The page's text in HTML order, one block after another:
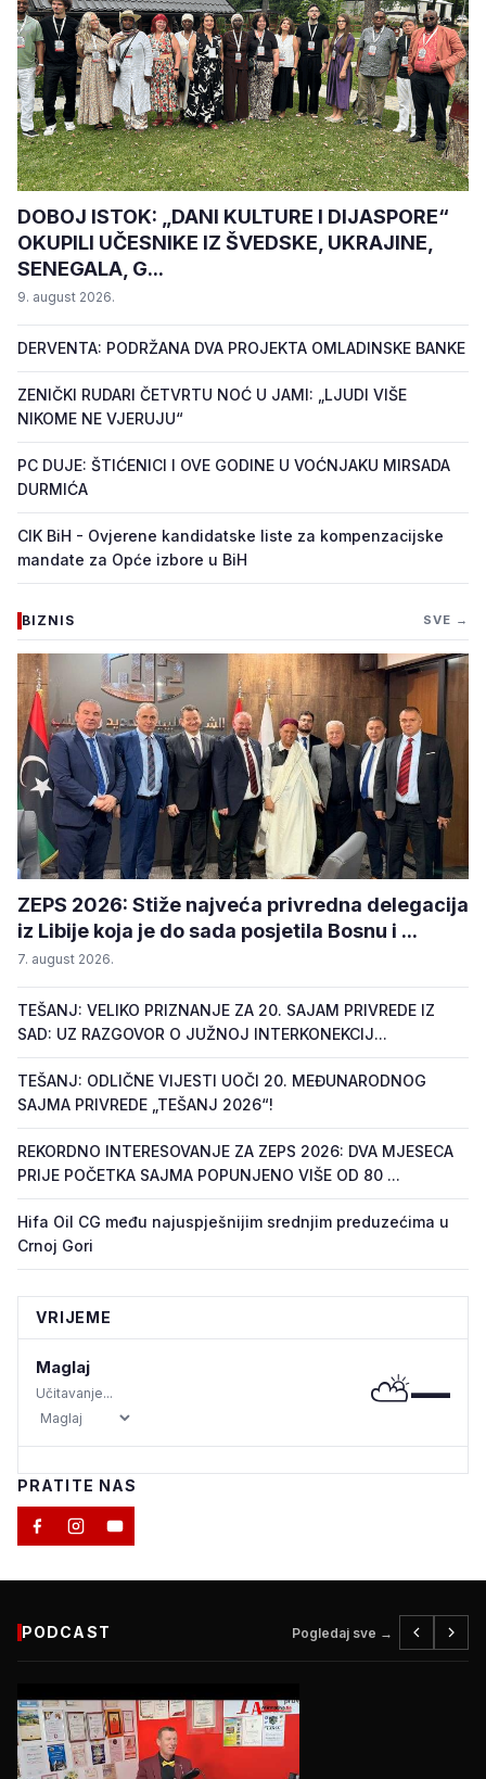
DOBOJ ISTOK: „DANI KULTURE I DIJASPORE“
OKUPILI UČESNIKE IZ ŠVEDSKE, UKRAJINE,
SENEGALA, G...
9. august 2026.
DERVENTA: PODRŽANA DVA PROJEKTA OMLADINSKE BANKE
ZENIČKI RUDARI ČETVRTU NOĆ U JAMI: „LJUDI VIŠE
NIKOME NE VJERUJU“
PC DUJE: ŠTIĆENICI I OVE GODINE U VOĆNJAKU MIRSADA
DURMIĆA
CIK BiH - Ovjerene kandidatske liste za kompenzacijske
mandate za Opće izbore u BiH
BIZNIS SVE →
ZEPS 2026: Stiže najveća privredna delegacija
iz Libije koja je do sada posjetila Bosnu i ...
7. august 2026.
TEŠANJ: VELIKO PRIZNANJE ZA 20. SAJAM PRIVREDE IZ
SAD: UZ RAZGOVOR O JUŽNOJ INTERKONEKCIJ...
TEŠANJ: ODLIČNE VIJESTI UOČI 20. MEĐUNARODNOG
SAJMA PRIVREDE „TEŠANJ 2026“!
REKORDNO INTERESOVANJE ZA ZEPS 2026: DVA MJESECA
PRIJE POČETKA SAJMA POPUNJENO VIŠE OD 80 ...
Hifa Oil CG među najuspješnijim srednjim preduzećima u
Crnoj Gori
VRIJEME
Maglaj
Učitavanje... ⛅—
PRATITE NAS
PODCAST Pogledaj sve →